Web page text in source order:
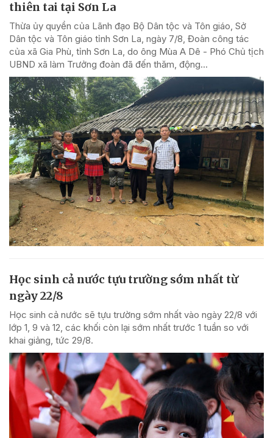
thiên tai tại Sơn La
Thừa ủy quyền của Lãnh đạo Bộ Dân tộc và Tôn giáo, Sở
Dân tộc và Tôn giáo tỉnh Sơn La, ngày 7/8, Đoàn công tác
của xã Gia Phù, tỉnh Sơn La, do ông Mùa A Dê - Phó Chủ tịch
UBND xã làm Trưởng đoàn đã đến thăm, động...
Học sinh cả nước tựu trường sớm nhất từ
ngày 22/8
Học sinh cả nước sẽ tựu trường sớm nhất vào ngày 22/8 với
lớp 1, 9 và 12, các khối còn lại sớm nhất trước 1 tuần so với
khai giảng, tức 29/8.